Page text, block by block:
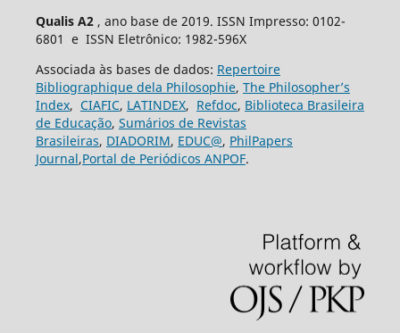
Qualis A2 , ano base de 2019. ISSN Impresso: 0102-
6801 e ISSN Eletrônico: 1982-596X
Associada às bases de dados: Repertoire
Bibliographique dela Philosophie, The Philosopher’s
Index, CIAFIC, LATINDEX, Refdoc, Biblioteca Brasileira
de Educação, Sumários de Revistas
Brasileiras, DIADORIM, EDUC@, PhilPapers
Journal,Portal de Periódicos ANPOF.